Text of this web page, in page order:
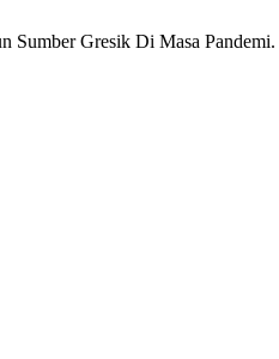
Sumber Gresik Di Masa Pandemi.